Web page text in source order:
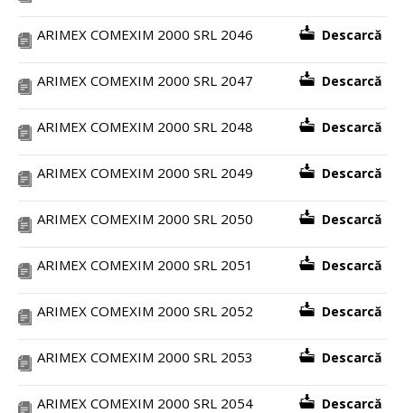
ARIMEX COMEXIM 2000 SRL 2046 Descarcă
ARIMEX COMEXIM 2000 SRL 2047 Descarcă
ARIMEX COMEXIM 2000 SRL 2048 Descarcă
ARIMEX COMEXIM 2000 SRL 2049 Descarcă
ARIMEX COMEXIM 2000 SRL 2050 Descarcă
ARIMEX COMEXIM 2000 SRL 2051 Descarcă
ARIMEX COMEXIM 2000 SRL 2052 Descarcă
ARIMEX COMEXIM 2000 SRL 2053 Descarcă
ARIMEX COMEXIM 2000 SRL 2054 Descarcă